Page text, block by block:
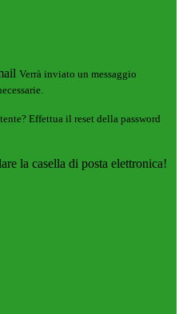
Verrà inviato un messaggio
Effettua il reset della password
la casella di posta elettronica!